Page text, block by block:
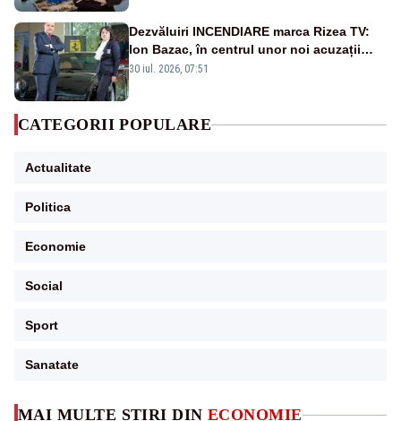
MAI MULTE ȘTIRI DIN ECONOMIE
Dezvăluiri INCENDIARE marca Rizea TV:
Ion Bazac, în centrul unor noi acuzații
publice
30 iul. 2026, 07:51
CATEGORII POPULARE
Actualitate
Politica
Economie
Social
Sport
Sanatate